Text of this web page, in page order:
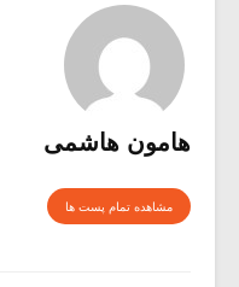
هامون هاشمی
مشاهده تمام پست ها